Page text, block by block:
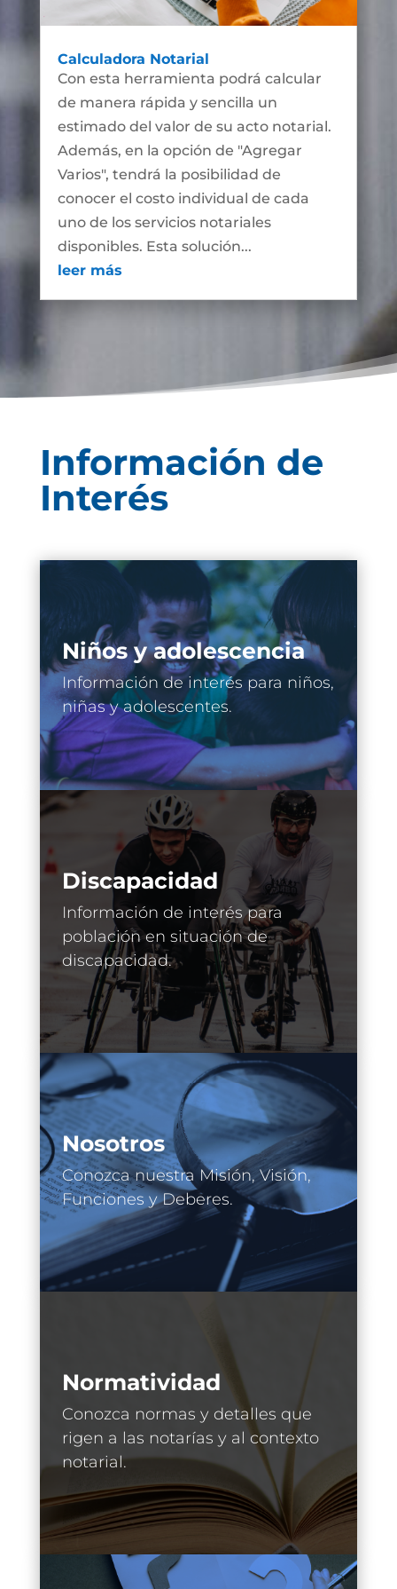
Calculadora Notarial
Con esta herramienta podrá calcular
de manera rápida y sencilla un
estimado del valor de su acto notarial.
Además, en la opción de "Agregar
Varios", tendrá la posibilidad de
conocer el costo individual de cada
uno de los servicios notariales
disponibles. Esta solución...
leer más
Información de
Interés
Niños y adolescencia
Información de interés para niños,
niñas y adolescentes.
Discapacidad
Información de interés para
población en situación de
discapacidad.
Nosotros
Conozca nuestra Misión, Visión,
Funciones y Deberes.
Normatividad
Conozca normas y detalles que
rigen a las notarías y al contexto
notarial.